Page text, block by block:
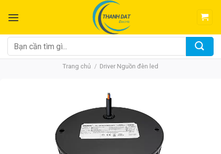
đến
dung
Tìm
kiếm:
Trang chủ / Driver Nguồn đèn led